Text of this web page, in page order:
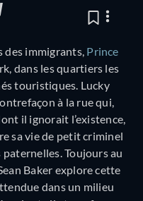
des immigrants, Prince
dans les quartiers les
touristiques. Lucky
à la rue qui,
il ignorait l’existence,
sa vie de petit criminel
Toujours au
Baker explore cette
dans un milieu